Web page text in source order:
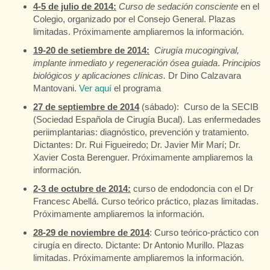
4-5 de julio de 2014: Curso de sedación consciente en el
Colegio, organizado por el Consejo General. Plazas
limitadas. Próximamente ampliaremos la información.
19-20 de setiembre de 2014: Cirugía mucogingival,
implante inmediato y regeneración ósea guiada. Principios
biológicos y aplicaciones clínicas. Dr Dino Calzavara
Mantovani. Ver aquí el programa
27 de septiembre de 2014(sábado): Curso de la SECIB
(Sociedad Española de Cirugía Bucal). Las enfermedades
periimplantarias: diagnóstico, prevención y tratamiento.
Dictantes: Dr. Rui Figueiredo; Dr. Javier Mir Marí; Dr.
Xavier Costa Berenguer. Próximamente ampliaremos la
información.
2-3 de octubre de 2014: curso de endodoncia con el Dr
Francesc Abellá. Curso teórico práctico, plazas limitadas.
Próximamente ampliaremos la información.
28-29 de noviembre de 2014: Curso teórico-práctico con
cirugía en directo. Dictante: Dr Antonio Murillo. Plazas
limitadas. Próximamente ampliaremos la información.